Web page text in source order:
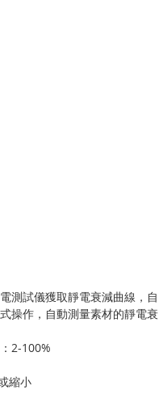
測試儀獲取靜電衰減曲線，自
操作，自動測量素材的靜電衰
2-100%
縮小